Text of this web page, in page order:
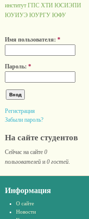
институт ГПС ХТИ ЮСИЭПИ
ЮУИУЭ ЮУРГУ ЮФУ
Имя пользователя: *
Пароль: *
Регистрация
Забыли пароль?
На сайте студентов
Сейчас на сайте 0
пользователей и 0 гостей
Информация
О сайте
Новости